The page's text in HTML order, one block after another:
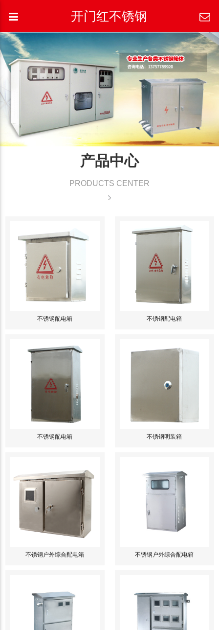
开门红不锈钢
产品中心
PRODUCTS CENTER
不锈钢配电箱 不锈钢配电箱
不锈钢配电箱 不锈钢明装箱
不锈钢户外综合配电箱 不锈钢户外综合配电箱